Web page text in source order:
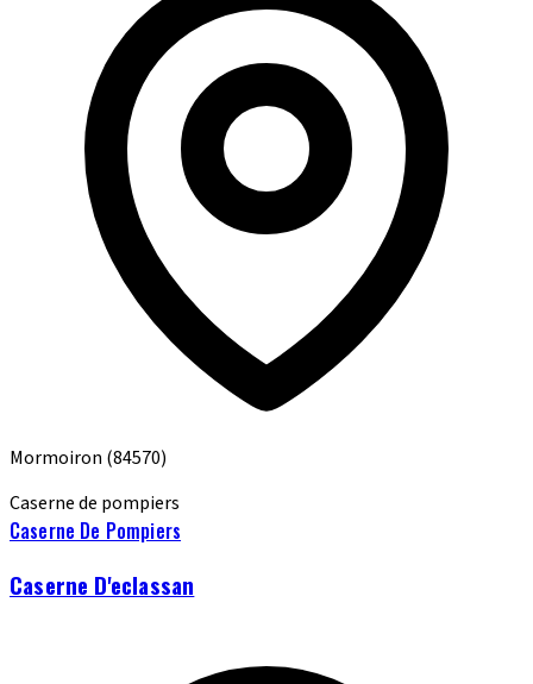
Mormoiron (84570)
Caserne de pompiers
Caserne De Pompiers
Caserne D'eclassan